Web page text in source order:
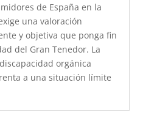
de España en la
una valoración
y objetiva que ponga fin
del Gran Tenedor. La
orgánica
a una situación límite